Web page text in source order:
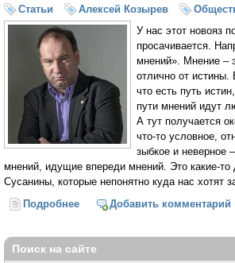
Статьи Алексей Козырев
У нас этот новояз
просачивается.
мнений». Мнение –
отлично от
что есть путь
пути мнений идут
А тут получается
что-то условное,
зыбкое и неверное
мнений, идущие впереди мнений. Это какие-
Сусанины, которые непонятно куда нас хотят
Подробнее о Алексей Козырев: «Мнение
Добавить комментарий
Поиск на сайте